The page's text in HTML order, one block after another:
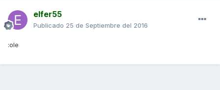
elfer55
Publicado 25 de Septiembre del 2016
:ole